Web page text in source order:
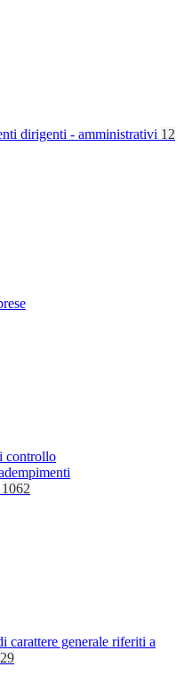
dirigenti - amministrativi 12
controllo
1062
carattere generale riferiti a
29